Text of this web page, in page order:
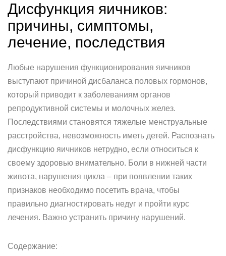
Дисфункция яичников:
причины, симптомы,
лечение, последствия
Любые нарушения функционирования яичников
выступают причиной дисбаланса половых гормонов,
который приводит к заболеваниям органов
репродуктивной системы и молочных желез.
Последствиями становятся тяжелые менструальные
расстройства, невозможность иметь детей. Распознать
дисфункцию яичников нетрудно, если относиться к
своему здоровью внимательно. Боли в нижней части
живота, нарушения цикла – при появлении таких
признаков необходимо посетить врача, чтобы
правильно диагностировать недуг и пройти курс
лечения. Важно устранить причину нарушений.
Содержание: